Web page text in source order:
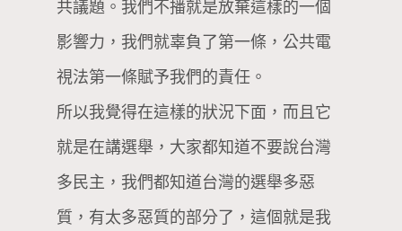
共議題。我們不播就是放棄這樣的一個
影響力，我們就辜負了第一條，公共電
視法第一條賦予我們的責任。
所以我覺得在這樣的狀況下面，而且它
就是在講選舉，大家都知道不要說台灣
多民主，我們都知道台灣的選舉多惡
質，有太多惡質的部分了，這個就是我